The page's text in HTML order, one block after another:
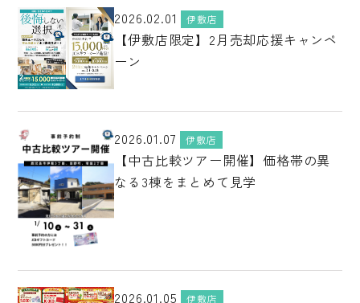
2026.02.01 伊敷店
【伊敷店限定】2月売却応援キャンペ
ーン
2026.01.07 伊敷店
【中古比較ツアー開催】価格帯の異
なる3棟をまとめて見学
2026.01.05 伊敷店